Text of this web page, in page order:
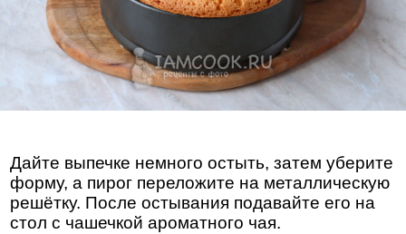
Дайте выпечке немного остыть, затем уберите
форму, а пирог переложите на металлическую
решётку. После остывания подавайте его на
стол с чашечкой ароматного чая.